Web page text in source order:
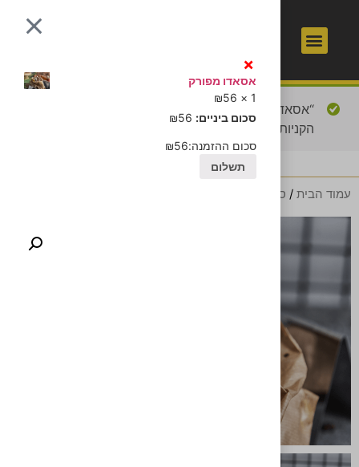
×
אסאדו מפורק
1 ×
₪56
סכום ביניים:
₪56
סכום ההזמנה: ₪56
תשלום
“אסאדו מפורק” נוסף לסל
הקניות.
עמוד הבית / סנדוויץ' קצבים